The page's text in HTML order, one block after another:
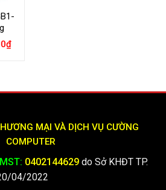
₫Giá
hiện
MẠI VÀ DỊCH VỤ CƯỜNG
COMPUTER
0402144629do Sở KHĐT TP.
04/2022